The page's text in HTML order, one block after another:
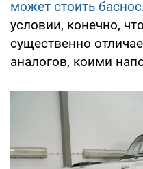
может стоить
условии, конечно,
существенно
аналогов, коими